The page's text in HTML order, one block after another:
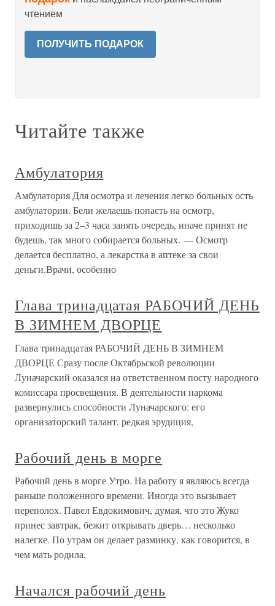
чтением
ПОЛУЧИТЬ ПОДАРОК
Читайте также
Амбулатория
Амбулатория Для осмотра и лечения легко больных ость
амбулатории. Бели желаешь попасть на осмотр,
приходишь за 2–3 часа занять очередь, иначе принят не
будешь, так много собирается больных. — Осмотр
делается бесплатно, а лекарства в аптеке за свои
деньги.Врачи, особенно
Глава тринадцатая РАБОЧИЙ ДЕНЬ
В ЗИМНЕМ ДВОРЦЕ
Глава тринадцатая РАБОЧИЙ ДЕНЬ В ЗИМНЕМ
ДВОРЦЕ Сразу после Октябрьской революции
Луначарский оказался на ответственном посту народного
комиссара просвещения. В деятельности наркома
развернулись способности Луначарского: его
организаторский талант, редкая эрудиция,
Рабочий день в морге
Рабочий день в морге Утро. На работу я являюсь всегда
раньше положенного времени. Иногда это вызывает
переполох. Павел Евдокимович, думая, что это Жуко
принес завтрак, бежит открывать дверь… несколько
налегке. По утрам он делает разминку, как говорится, в
чем мать родила,
Начался рабочий день